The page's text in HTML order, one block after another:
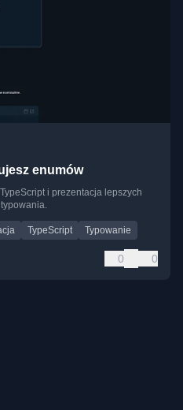
enumów
i prezentacja lepszych
TypeScript Typowanie
0 0